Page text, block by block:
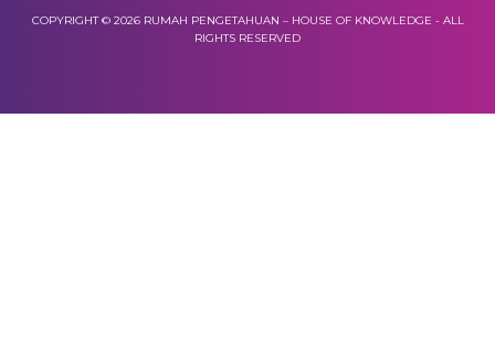
COPYRIGHT © 2026 RUMAH PENGETAHUAN – HOUSE OF KNOWLEDGE - ALL
RIGHTS RESERVED